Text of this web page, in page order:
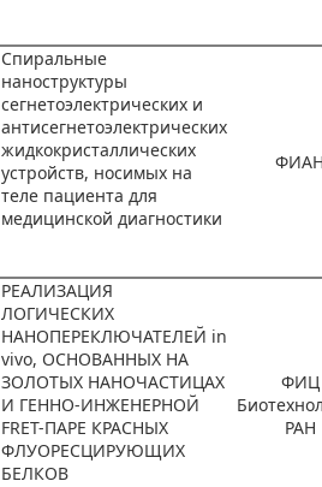
Спиральные
наноструктуры
сегнетоэлектрических и
антисегнетоэлектрических
жидкокристаллических
устройств, носимых на
теле пациента для
медицинской диагностики
РЕАЛИЗАЦИЯ
ЛОГИЧЕСКИХ
НАНОПЕРЕКЛЮЧАТЕЛЕЙ in
vivo, ОСНОВАННЫХ НА
ЗОЛОТЫХ НАНОЧАСТИЦАХ
И ГЕННО-ИНЖЕНЕРНОЙ
FRET-ПАРЕ КРАСНЫХ
ФЛУОРЕСЦИРУЮЩИХ
БЕЛКОВ
ФИЦ
РАН